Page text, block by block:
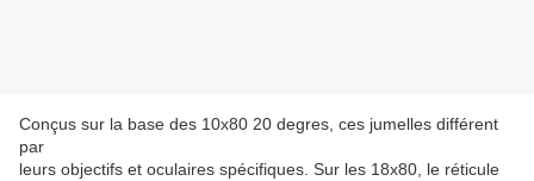
Conçus sur la base des 10x80 20 degres, ces jumelles différent
par
leurs objectifs et oculaires spécifiques. Sur les 18x80, le réticule